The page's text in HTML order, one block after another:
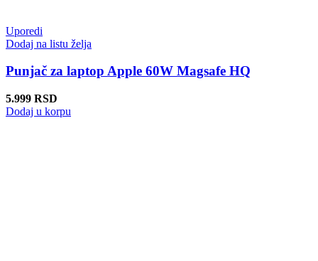
Uporedi
Dodaj na listu želja
Punjač za laptop Apple 60W Magsafe HQ
5.999 RSD
Dodaj u korpu